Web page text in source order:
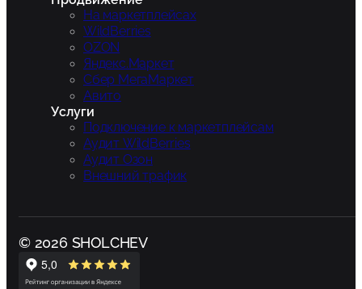
На маркетплейсах
WildBerries
OZON
Яндекс.Маркет
Сбер МегаМаркет
Авито
Услуги
Подключение к маркетплейсам
Аудит WildBerries
Аудит Озон
Внешний трафик
© 2026 SHOLCHEV